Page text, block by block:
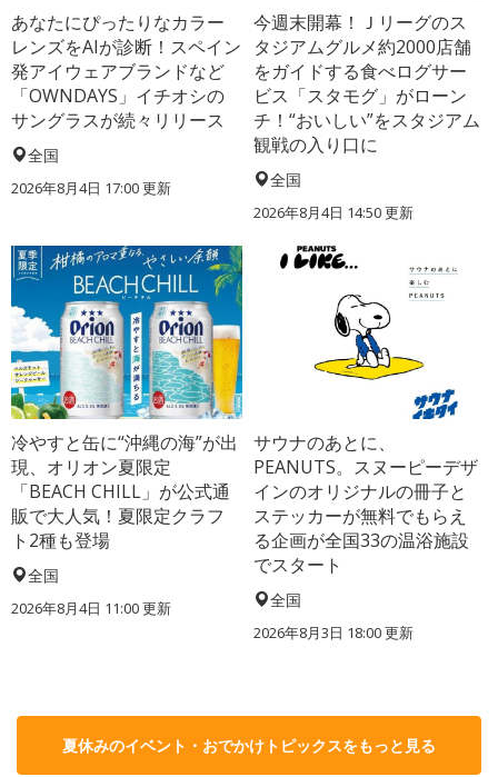
あなたにぴったりなカラー
レンズをAIが診断！スペイン
発アイウェアブランドなど
「OWNDAYS」イチオシの
サングラスが続々リリース
全国
2026年8月4日 17:00更新
今週末開幕！Ｊリーグのス
タジアムグルメ約2000店舗
をガイドする食べログサー
ビス「スタモグ」がローン
チ！“おいしい”をスタジアム
観戦の入り口に
全国
2026年8月4日 14:50更新
冷やすと缶に“沖縄の海”が出
現、オリオン夏限定
「BEACH CHILL」が公式通
販で大人気！夏限定クラフ
ト2種も登場
全国
2026年8月4日 11:00更新
サウナのあとに、
PEANUTS。スヌーピーデザ
インのオリジナルの冊子と
ステッカーが無料でもらえ
る企画が全国33の温浴施設
でスタート
全国
2026年8月3日 18:00更新
夏休みのイベント・おでかけトピックスをもっと見る